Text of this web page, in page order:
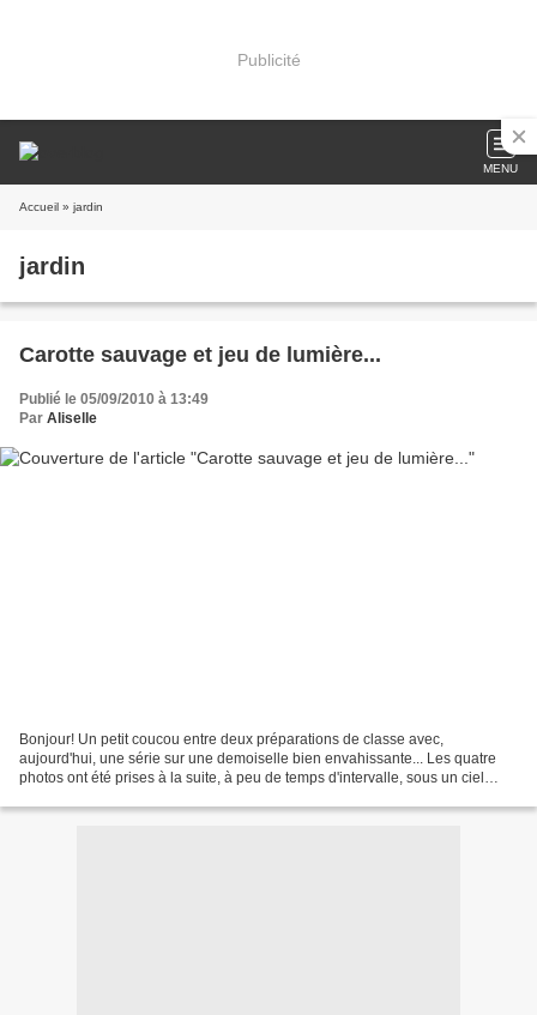
Publicité
MENU
Accueil » jardin
jardin
Carotte sauvage et jeu de lumière...
Publié le 05/09/2010 à 13:49
Par Aliselle
Bonjour! Un petit coucou entre deux préparations de classe avec,
aujourd'hui, une série sur une demoiselle bien envahissante... Les quatre
photos ont été prises à la suite, à peu de temps d'intervalle, sous un ciel